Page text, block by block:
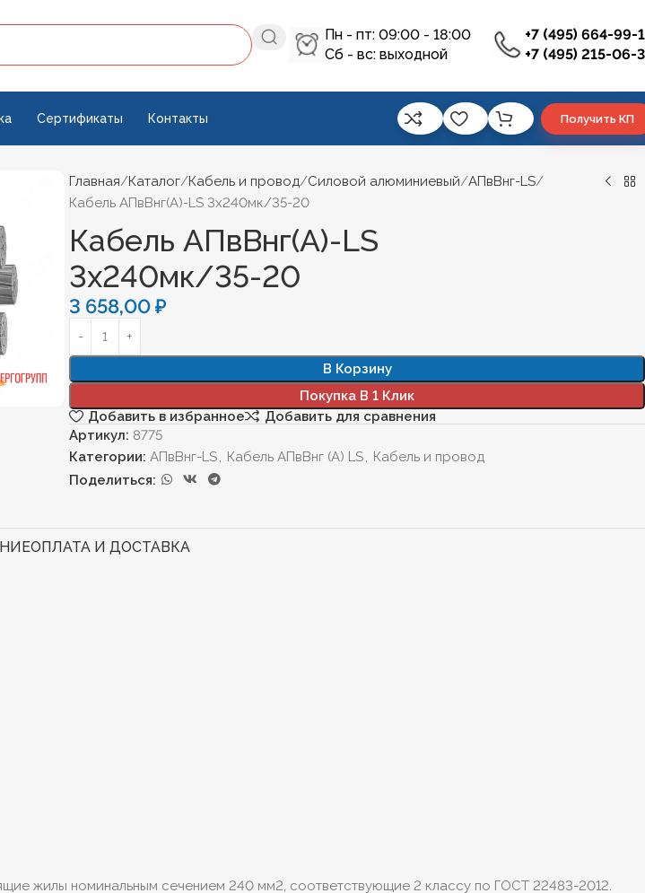
Пн - пт: 09:00 - 18:00
Сб - вс: выходной
+7 (495) 664-99-
+7 (495) 215-06-
Сертификаты Контакты Получить КП
Главная Каталог Кабель и провод Силовой алюминиевый АПвВнг-LS
Кабель АПвВнг(А)-LS 3х240мк/35-20
Кабель АПвВнг(А)-LS
3х240мк/35-20
3 658,00₽
В Корзину
Покупка В 1 Клик
Добавить в избранное
Добавить для сравнения
Артикул: 8775
Категории: АПвВнг-LS, Кабель АПвВнг (А) LS, Кабель и провод
Поделиться:
ОПЛАТА И ДОСТАВКА
жилы номинальным сечением 240 мм2, соответствующие 2 классу по ГОСТ 22483-2012.